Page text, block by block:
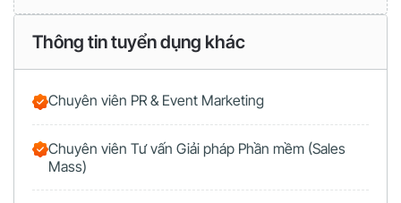
Thông tin tuyển dụng khác
Chuyên viên PR & Event Marketing
Chuyên viên Tư vấn Giải pháp Phần mềm (Sales
Mass)